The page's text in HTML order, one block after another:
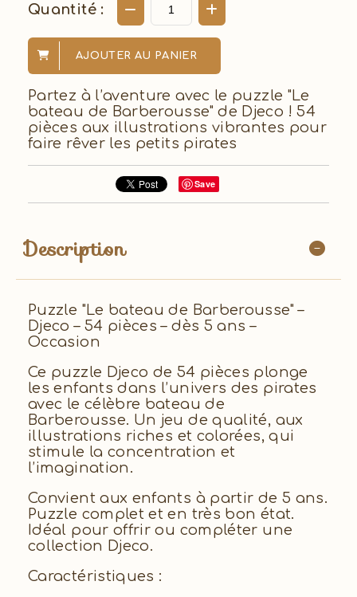
Quantité :
AJOUTER AU PANIER
Partez à l’aventure avec le puzzle "Le
bateau de Barberousse" de Djeco ! 54
pièces aux illustrations vibrantes pour
faire rêver les petits pirates
Save
Description
Puzzle "Le bateau de Barberousse" –
Djeco – 54 pièces – dès 5 ans –
Occasion
Ce puzzle Djeco de 54 pièces plonge
les enfants dans l’univers des pirates
avec le célèbre bateau de
Barberousse. Un jeu de qualité, aux
illustrations riches et colorées, qui
stimule la concentration et
l’imagination.
Convient aux enfants à partir de 5 ans.
Puzzle complet et en très bon état.
Idéal pour offrir ou compléter une
collection Djeco.
Caractéristiques :